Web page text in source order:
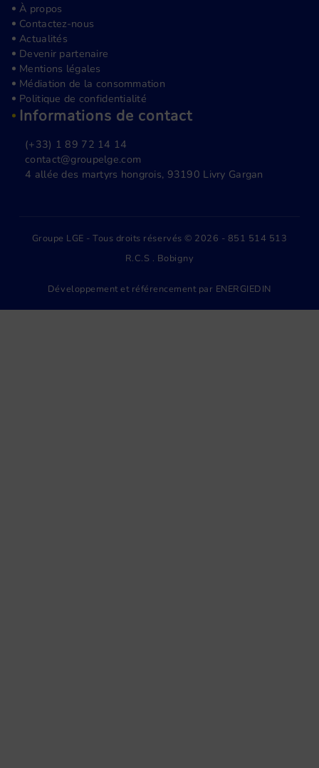
À propos
Contactez-nous
Actualités
Devenir partenaire
Mentions légales
Médiation de la consommation
Politique de confidentialité
Informations de contact
(+33) 1 89 72 14 14
contact@groupelge.com
4 allée des martyrs hongrois, 93190 Livry Gargan
Groupe LGE - Tous droits réservés © 2026 - 851 514 513
R.C.S . Bobigny
Développement et référencement par ENERGIEDIN